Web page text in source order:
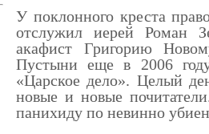
У поклонного креста
отслужил иерей Роман
акафист Григорию
Пустыни еще в 2006
«Царское дело». Целый
новые и новые
панихиду по невинно